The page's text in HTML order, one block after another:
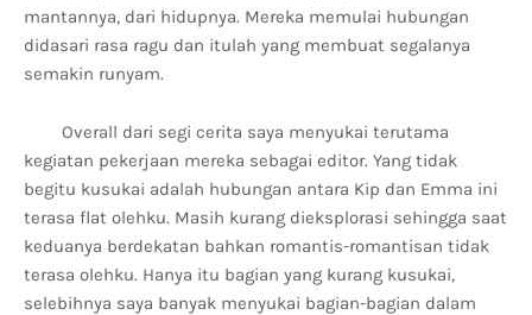
mantannya, dari hidupnya. Mereka memulai hubungan
didasari rasa ragu dan itulah yang membuat segalanya
semakin runyam.
Overall dari segi cerita saya menyukai terutama
kegiatan pekerjaan mereka sebagai editor. Yang tidak
begitu kusukai adalah hubungan antara Kip dan Emma ini
terasa flat olehku. Masih kurang dieksplorasi sehingga saat
keduanya berdekatan bahkan romantis-romantisan tidak
terasa olehku. Hanya itu bagian yang kurang kusukai,
selebihnya saya banyak menyukai bagian-bagian dalam